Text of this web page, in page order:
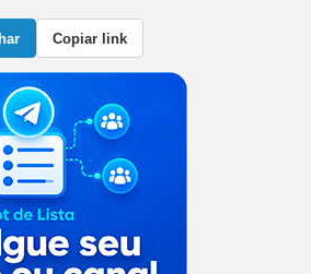
Copiar link